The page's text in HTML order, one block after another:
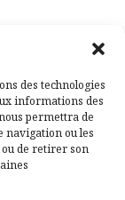
des technologies
informations des
permettra de
navigation ou les
de retirer son